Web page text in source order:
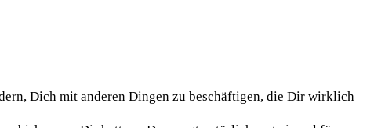
Dich mit anderen Dingen zu beschäftigen, die Dir wirklich